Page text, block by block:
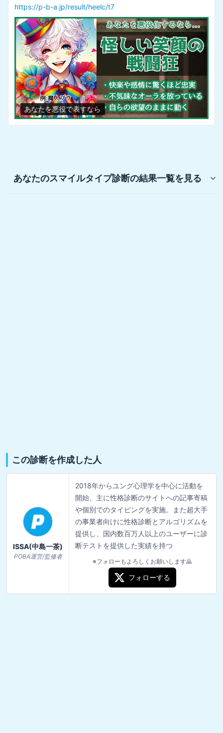
https://p-b-a.jp/result/heelc/t7
あなたを悪役で表すなら
あなたのスマイルタイプ診断の結果一覧を見る
この診断を作成した人
ISSA(中島一茶)
POBA運営/監修者
2018年からユング心理学を中心に活動を
開始、主に性格診断のサイトへの記事寄稿
や個別でのタイピングを実施。また超大手
の事業者向けに性格診断とアルゴリズムを
提供し、国内数百万人以上のユーザーに診
断テストを提供した実績を持つ
※フォローもよろしくお願いします🙇
フォローする